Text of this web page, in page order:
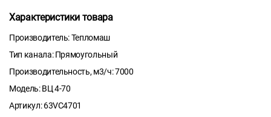
Характеристики товара
Производитель: Тепломаш
Тип канала: Прямоугольный
Производительность, м3/ч: 7000
Модель: ВЦ 4-70
Артикул: 63VC4701